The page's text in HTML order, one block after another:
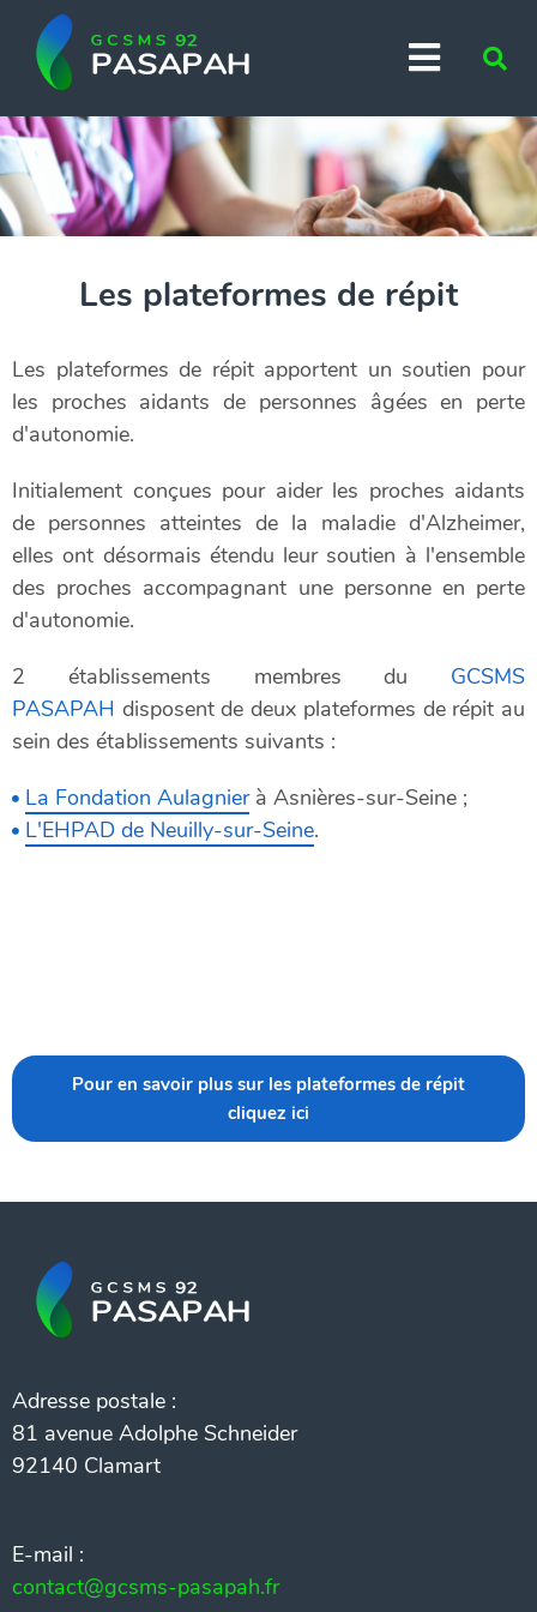
Aller à la recherche
Menu
?
Les plateformes de répit
Les plateformes de répit apportent un soutien pour
les proches aidants de personnes âgées en perte
d'autonomie.
Initialement conçues pour aider les proches aidants
de personnes atteintes de la maladie d'Alzheimer,
elles ont désormais étendu leur soutien à l'ensemble
des proches accompagnant une personne en perte
d'autonomie.
2 établissements membres du GCSMS
PASAPAH disposent de deux plateformes de répit au
sein des établissements suivants :
La Fondation Aulagnierà Asnières-sur-Seine ;
L'EHPAD de Neuilly-sur-Seine.
Pour en savoir plus sur les plateformes de répit
cliquez ici
Adresse postale :
81 avenue Adolphe Schneider
92140 Clamart
E-mail :
contact@gcsms-pasapah.fr